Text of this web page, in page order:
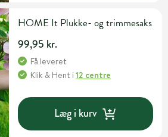
HOME It Plukke- og trimmesaks
99,95 kr.
Få leveret
Klik & Hent i12 centre
Læg i kurv